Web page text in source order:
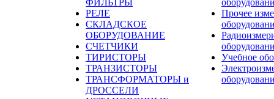
ФИЛЬТРЫ
РЕЛЕ
СКЛАДСКОЕ
ОБОРУДОВАНИЕ
СЧЕТЧИКИ
ТИРИСТОРЫ
ТРАНЗИСТОРЫ
ТРАНСФОРМАТОРЫ и
ДРОССЕЛИ
Прочее
Учебное